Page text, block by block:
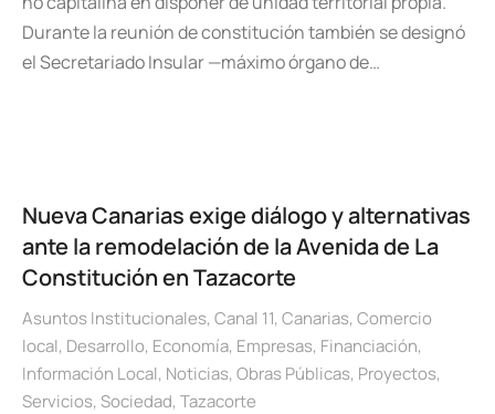
Durante la reunión de constitución también se designó
el Secretariado Insular —máximo órgano de…
Nueva Canarias exige diálogo y alternativas
ante la remodelación de la Avenida de La
Constitución en Tazacorte
Asuntos Institucionales, Canal 11, Canarias, Comercio
local, Desarrollo, Economía, Empresas, Financiación,
Información Local, Noticias, Obras Públicas, Proyectos,
Servicios, Sociedad, Tazacorte